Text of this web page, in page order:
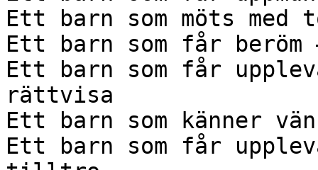
Ett barn som möts
Ett barn som får
Ett barn som får
rättvisa
Ett barn som känner
Ett barn som får